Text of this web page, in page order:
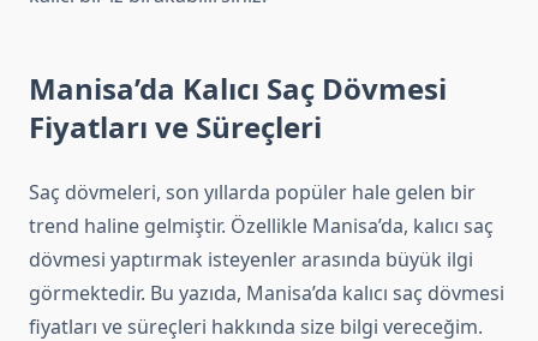
Manisa’da Kalıcı Saç Dövmesi
Fiyatları ve Süreçleri
Saç dövmeleri, son yıllarda popüler hale gelen bir
trend haline gelmiştir. Özellikle Manisa’da, kalıcı saç
dövmesi yaptırmak isteyenler arasında büyük ilgi
görmektedir. Bu yazıda, Manisa’da kalıcı saç dövmesi
fiyatları ve süreçleri hakkında size bilgi vereceğim.